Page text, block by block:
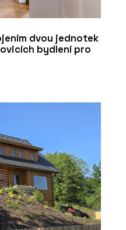
dvou jednotek
bydlení pro